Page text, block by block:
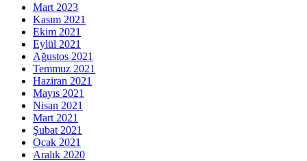
Mart 2023
Kasım 2021
Ekim 2021
Eylül 2021
Ağustos 2021
Temmuz 2021
Haziran 2021
Mayıs 2021
Nisan 2021
Mart 2021
Şubat 2021
Ocak 2021
Aralık 2020